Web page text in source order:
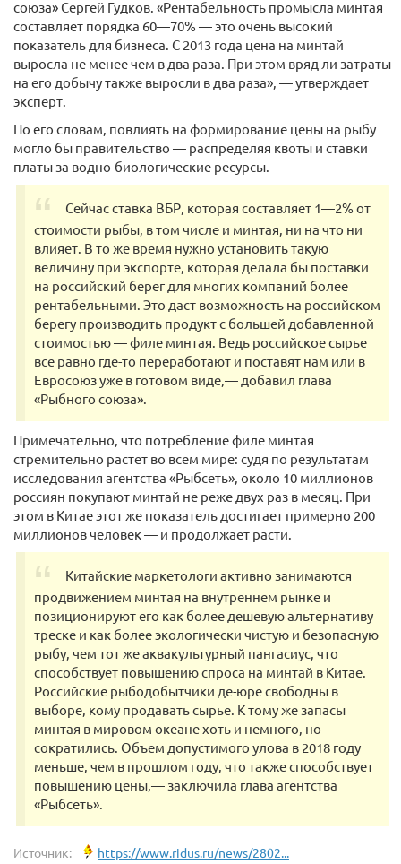
союза» Сергей Гудков. «Рентабельность промысла минтая
составляет порядка 60—70% — это очень высокий
показатель для бизнеса. С 2013 года цена на минтай
выросла не менее чем в два раза. При этом вряд ли затраты
на его добычу также выросли в два раза», — утверждает
эксперт.
По его словам, повлиять на формирование цены на рыбу
могло бы правительство — распределяя квоты и ставки
платы за водно-биологические ресурсы.
Сейчас ставка ВБР, которая составляет 1—2% от
стоимости рыбы, в том числе и минтая, ни на что ни
влияет. В то же время нужно установить такую
величину при экспорте, которая делала бы поставки
на российский берег для многих компаний более
рентабельными. Это даст возможность на российском
берегу производить продукт с большей добавленной
стоимостью — филе минтая. Ведь российское сырье
все равно где-то переработают и поставят нам или в
Евросоюз уже в готовом виде,— добавил глава
«Рыбного союза».
Примечательно, что потребление филе минтая
стремительно растет во всем мире: судя по результатам
исследования агентства «Рыбсеть», около 10 миллионов
россиян покупают минтай не реже двух раз в месяц. При
этом в Китае этот же показатель достигает примерно 200
миллионов человек — и продолжает расти.
Китайские маркетологи активно занимаются
продвижением минтая на внутреннем рынке и
позиционируют его как более дешевую альтернативу
треске и как более экологически чистую и безопасную
рыбу, чем тот же аквакультурный пангасиус, что
способствует повышению спроса на минтай в Китае.
Российские рыбодобытчики де-юре свободны в
выборе, кому продавать сырье. К тому же запасы
минтая в мировом океане хоть и немного, но
сократились. Объем допустимого улова в 2018 году
меньше, чем в прошлом году, что также способствует
повышению цены,— заключила глава агентства
«Рыбсеть».
Источник: https://www.ridus.ru/news/2802...